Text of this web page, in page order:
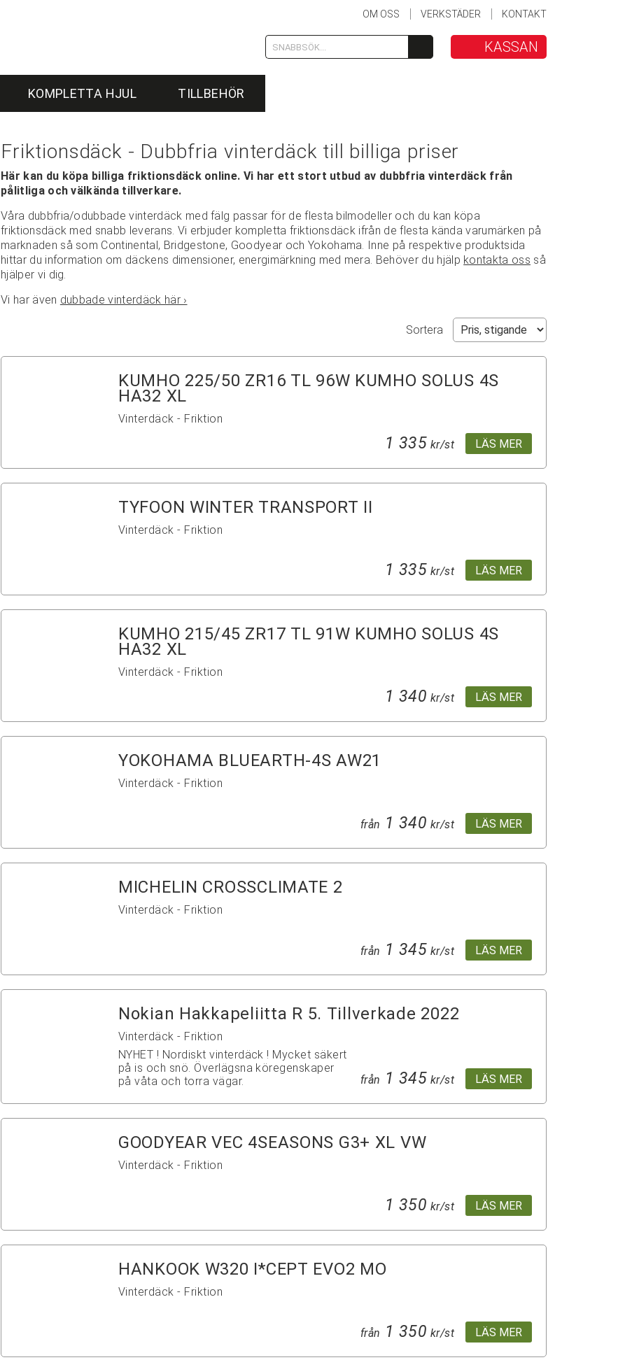
KONTAKT
VERKSTÄDER
OM OSS
KASSAN
KOMPLETTA HJUL TILLBEHÖR
Friktionsdäck - Dubbfria vinterdäck till billiga priser
Här kan du köpa billiga friktionsdäck online. Vi har ett stort utbud av dubbfria vinterdäck från
pålitliga och välkända tillverkare.
Våra dubbfria/odubbade vinterdäck med fälg passar för de flesta bilmodeller och du kan köpa
friktionsdäck med snabb leverans. Vi erbjuder kompletta friktionsdäck ifrån de flesta kända varumärken på
marknaden så som Continental, Bridgestone, Goodyear och Yokohama. Inne på respektive produktsida
hittar du information om däckens dimensioner, energimärkning med mera. Behöver du hjälp kontakta oss så
hjälper vi dig.
Vi har även dubbade vinterdäck här ›
Sortera
KUMHO 225/50 ZR16 TL 96W KUMHO SOLUS 4S
HA32 XL
Vinterdäck - Friktion
LÄS MER
1 335 kr/st
TYFOON WINTER TRANSPORT II
Vinterdäck - Friktion
LÄS MER
1 335 kr/st
KUMHO 215/45 ZR17 TL 91W KUMHO SOLUS 4S
HA32 XL
Vinterdäck - Friktion
LÄS MER
1 340 kr/st
YOKOHAMA BLUEARTH-4S AW21
Vinterdäck - Friktion
LÄS MER
från 1 340 kr/st
MICHELIN CROSSCLIMATE 2
Vinterdäck - Friktion
LÄS MER
från 1 345 kr/st
Nokian Hakkapeliitta R 5. Tillverkade 2022
Vinterdäck - Friktion
NYHET ! Nordiskt vinterdäck ! Mycket säkert
på is och snö. Överlägsna köregenskaper
på våta och torra vägar.
LÄS MER
från 1 345 kr/st
GOODYEAR VEC 4SEASONS G3+ XL VW
Vinterdäck - Friktion
LÄS MER
1 350 kr/st
HANKOOK W320 I*CEPT EVO2 MO
Vinterdäck - Friktion
LÄS MER
från 1 350 kr/st